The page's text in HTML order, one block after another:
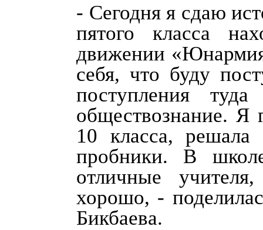
- Сегодня я сдаю
пятого класса
движении
себя, что буду
поступления
обществознание. Я
10 класса,
пробники. В
отличные
хорошо, -
Бикбаева.